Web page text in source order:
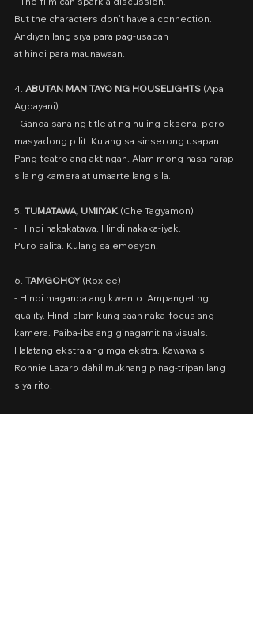
But the characters don’t have a connection.
Andiyan lang siya para pag-usapan
at hindi para maunawaan.
4. ABUTAN MAN TAYO NG HOUSELIGHTS (Apa
Agbayani)
- Ganda sana ng title at ng huling eksena, pero
masyadong pilit. Kulang sa sinserong usapan.
Pang-teatro ang aktingan. Alam mong nasa harap
sila ng kamera at umaarte lang sila.
5. TUMATAWA, UMIIYAK (Che Tagyamon)
- Hindi nakakatawa. Hindi nakaka-iyak.
Puro salita. Kulang sa emosyon.
6. TAMGOHOY (Roxlee)
- Hindi maganda ang kwento. Ampanget ng
quality. Hindi alam kung saan naka-focus ang
kamera. Paiba-iba ang ginagamit na visuals.
Halatang ekstra ang mga ekstra. Kawawa si
Ronnie Lazaro dahil mukhang pinag-tripan lang
siya rito.